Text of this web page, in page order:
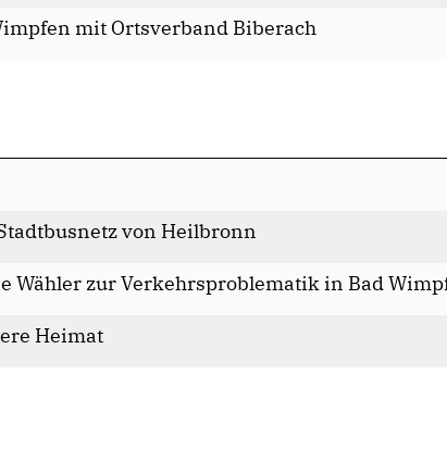
mit Ortsverband Biberach
von Heilbronn
Wähler zur Verkehrsproblematik in Bad
Heimat